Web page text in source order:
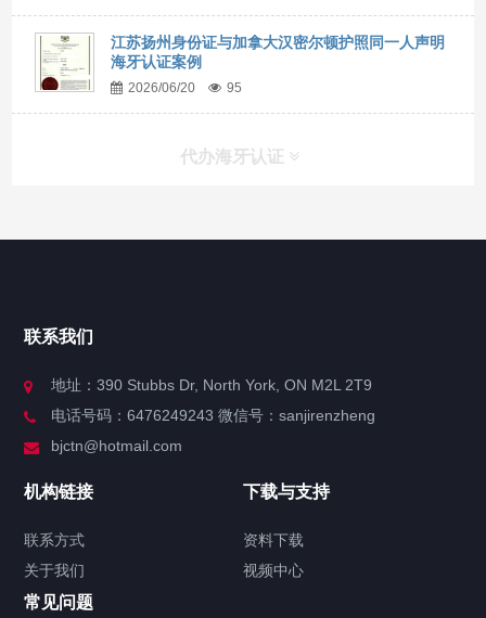
江苏扬州身份证与加拿大汉密尔顿护照同一人声明
海牙认证案例
2026/06/20 95
代办海牙认证
服务分类
签署类文件海牙认证程序费用
联系我们
地址：390 Stubbs Dr, North York, ON M2L 2T9
电话号码：6476249243 微信号：sanjirenzheng
bjctn@hotmail.com
机构链接
联系方式
关于我们
下载与支持
资料下载
视频中心
常见问题